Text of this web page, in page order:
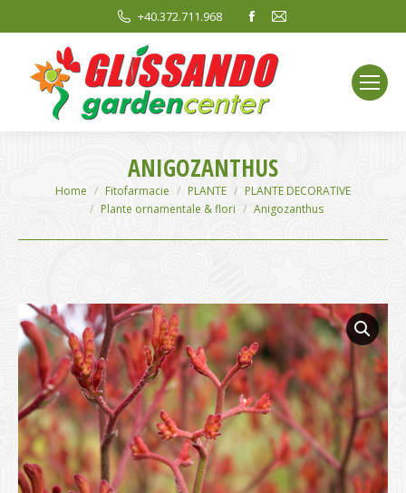
+40.372.711.968
Facebook
opens
in
new
window
Mail
window
ANIGOZANTHUS
You are here:
Home Fitofarmacie PLANTE
PLANTE DECORATIVE
Plante ornamentale & flori
Anigozanthus